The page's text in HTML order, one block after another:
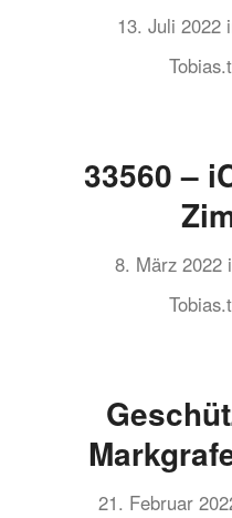
13. Juli 2022
33560 –
8. März 2022
21. Februar